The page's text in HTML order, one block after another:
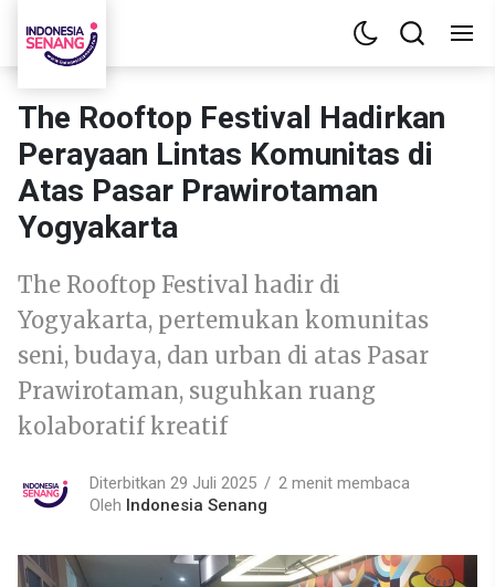
The Rooftop Festival Hadirkan
Perayaan Lintas Komunitas di
Atas Pasar Prawirotaman
Yogyakarta
The Rooftop Festival hadir di
Yogyakarta, pertemukan komunitas
seni, budaya, dan urban di atas Pasar
Prawirotaman, suguhkan ruang
kolaboratif kreatif
Diterbitkan 29 Juli 2025
2 menit membaca
Oleh Indonesia Senang